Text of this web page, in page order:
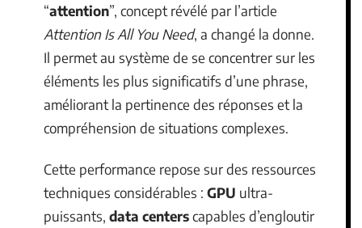
“attention”, concept révélé par l’article
Attention Is All You Need, a changé la donne.
Il permet au système de se concentrer sur les
éléments les plus significatifs d’une phrase,
améliorant la pertinence des réponses et la
compréhension de situations complexes.
Cette performance repose sur des ressources
techniques considérables : GPU ultra-
puissants, data centerscapables d’engloutir